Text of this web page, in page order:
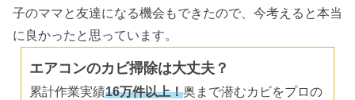
子のママと友達になる機会もできたので、今考えると本当
に良かったと思っています。
エアコンのカビ掃除は大丈夫？
累計作業実績16万件以上！奥まで潜むカビをプロの